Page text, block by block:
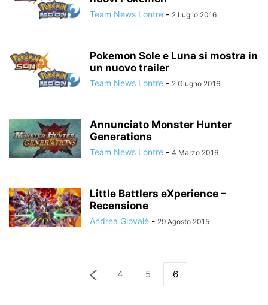
Team News Lontre - 2 Luglio 2016
Pokemon Sole e Luna si mostra in
un nuovo trailer
Team News Lontre - 2 Giugno 2016
Annunciato Monster Hunter
Generations
Team News Lontre - 4 Marzo 2016
Little Battlers eXperience –
Recensione
Andrea Giovalè - 29 Agosto 2015
4 5 6